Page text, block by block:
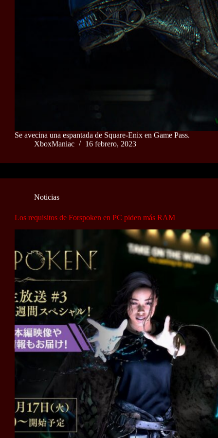
Se avecina una espantada de Square-Enix en Game Pass.
XboxManiac
16 febrero, 2023
Noticias
Los requisitos de Forspoken en PC piden más RAM